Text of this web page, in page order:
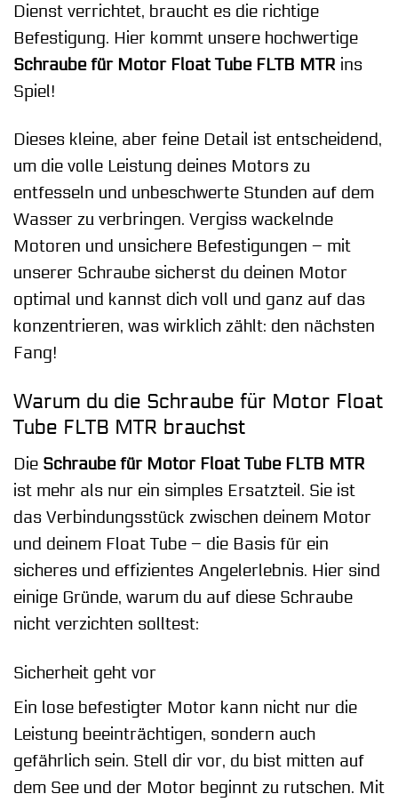
Dienst verrichtet, braucht es die richtige
Befestigung. Hier kommt unsere hochwertige
Schraube für Motor Float Tube FLTB MTR ins
Spiel!
Dieses kleine, aber feine Detail ist entscheidend,
um die volle Leistung deines Motors zu
entfesseln und unbeschwerte Stunden auf dem
Wasser zu verbringen. Vergiss wackelnde
Motoren und unsichere Befestigungen – mit
unserer Schraube sicherst du deinen Motor
optimal und kannst dich voll und ganz auf das
konzentrieren, was wirklich zählt: den nächsten
Fang!
Warum du die Schraube für Motor Float
Tube FLTB MTR brauchst
Die Schraube für Motor Float Tube FLTB MTR
ist mehr als nur ein simples Ersatzteil. Sie ist
das Verbindungsstück zwischen deinem Motor
und deinem Float Tube – die Basis für ein
sicheres und effizientes Angelerlebnis. Hier sind
einige Gründe, warum du auf diese Schraube
nicht verzichten solltest:
Sicherheit geht vor
Ein lose befestigter Motor kann nicht nur die
Leistung beeinträchtigen, sondern auch
gefährlich sein. Stell dir vor, du bist mitten auf
dem See und der Motor beginnt zu rutschen. Mit